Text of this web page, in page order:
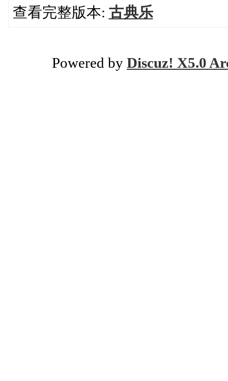
查看完整版本: 古典乐
Powered by Discuz! X5.0